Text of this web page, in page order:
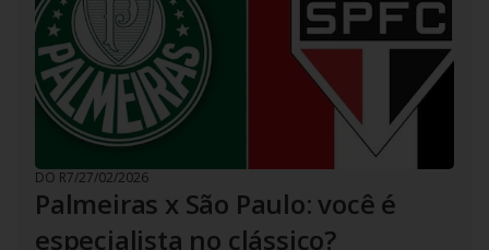
DO R7/27/02/2026
Palmeiras x São Paulo: você é
especialista no clássico?